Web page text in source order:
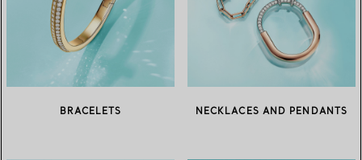
BRACELETS NECKLACES AND PENDANTS